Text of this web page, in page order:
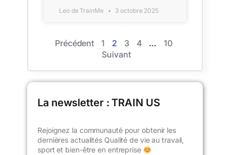
Leo de TrainMe 3 octobre 2025
Précédent 1 2 3 4 …
10
Suivant
La newsletter : TRAIN US​
Rejoignez la communauté pour obtenir les
dernières actualités Qualité de vie au travail,
sport et bien-être en entreprise